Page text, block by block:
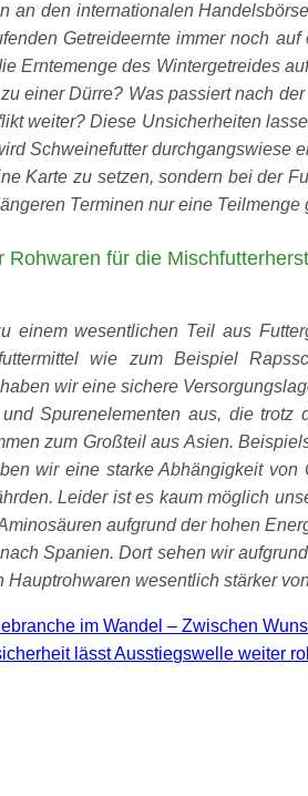
an den internationalen
Getreideernte immer noch
Erntemenge des Wintergetreides
einer Dürre? Was passiert nach
weiter? Diese Unsicherheiten
Schweinefutter durchgangswiese
Karte zu setzen, sondern bei der
Terminen nur eine Teilmenge
für die
einem wesentlichen Teil aus
wie zum Beispiel
wir eine sichere
Spurenelementen aus, die
zum Großteil aus Asien.
wir eine starke Abhängigkeit
Leider ist es kaum möglich
aufgrund der hohen
Spanien. Dort sehen wir
wesentlich stärker
im Wandel – Zwischen
lässt Ausstiegswelle weiter